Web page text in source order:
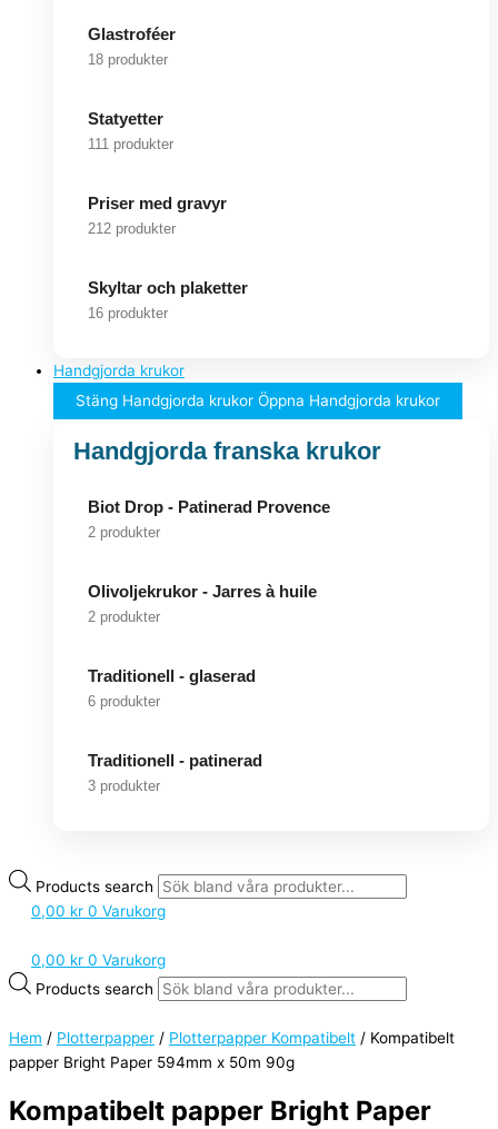
Glastroféer
18 produkter
Statyetter
111 produkter
Priser med gravyr
212 produkter
Skyltar och plaketter
16 produkter
Handgjorda krukor
Stäng Handgjorda krukor Öppna Handgjorda krukor
Handgjorda franska krukor
Biot Drop - Patinerad Provence
2 produkter
Olivoljekrukor - Jarres à huile
2 produkter
Traditionell - glaserad
6 produkter
Traditionell - patinerad
3 produkter
Products search
0,00 kr 0 Varukorg
0,00 kr 0 Varukorg
Products search
Hem / Plotterpapper / Plotterpapper Kompatibelt / Kompatibelt
papper Bright Paper 594mm x 50m 90g
Kompatibelt papper Bright Paper